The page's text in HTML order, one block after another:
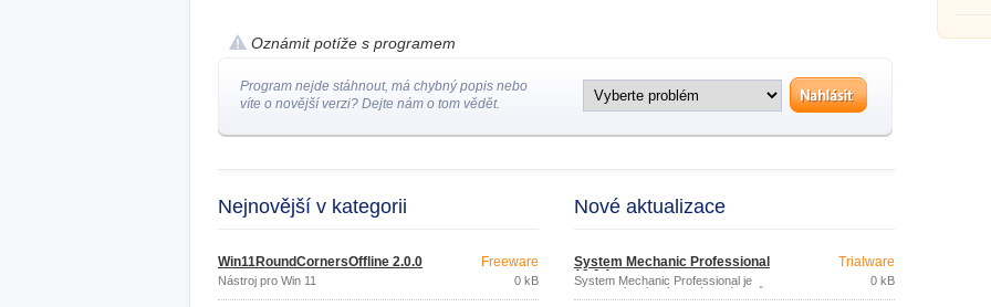
Oznámit potíže s programem
Program nejde stáhnout, má chybný popis nebo
víte o novější verzi? Dejte nám o tom vědět.
Nejnovější v kategorii
Win11RoundCornersOffline 2.0.0
Nástroj pro Win 11
Freeware
0 kB
Nové aktualizace
System Mechanic Professional
18.0.1
System Mechanic Professional je
kompletní balík výkonných nástrojů pro
Trialware
0 kB